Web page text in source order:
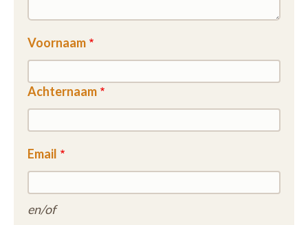
Voornaam
Achternaam
Email
en/of